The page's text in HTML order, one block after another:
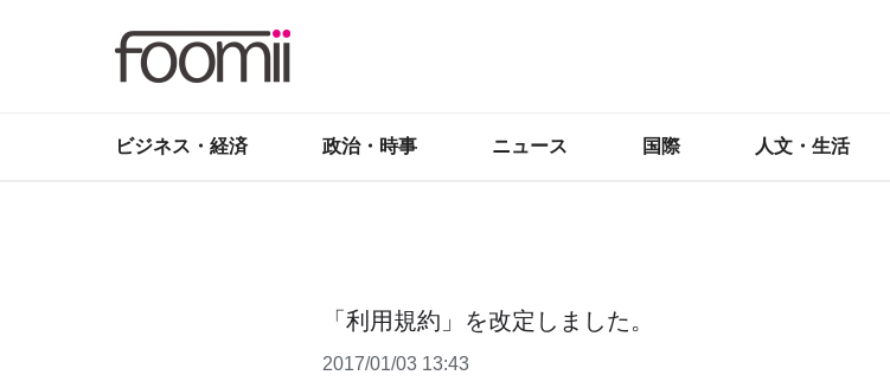
ビジネス・経済 政治・時事 ニュース 国際 人文・生活
「利用規約」を改定しました。
2017/01/03 13:43